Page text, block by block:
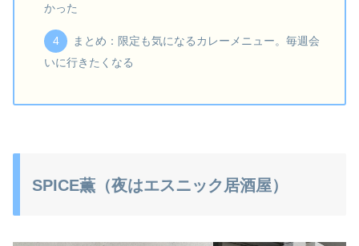
かった
まとめ：限定も気になるカレーメニュー。毎週会
いに行きたくなる
SPICE薫（夜はエスニック居酒屋）